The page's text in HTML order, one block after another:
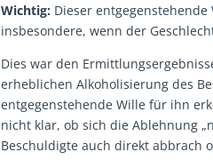
Wichtig: Dieser
insbesondere, wenn der
Dies war den
erheblichen Alkoholisierung des
entgegenstehende Wille für ihn
nicht klar, ob sich die Ablehnung
Beschuldigte auch direkt abbrach